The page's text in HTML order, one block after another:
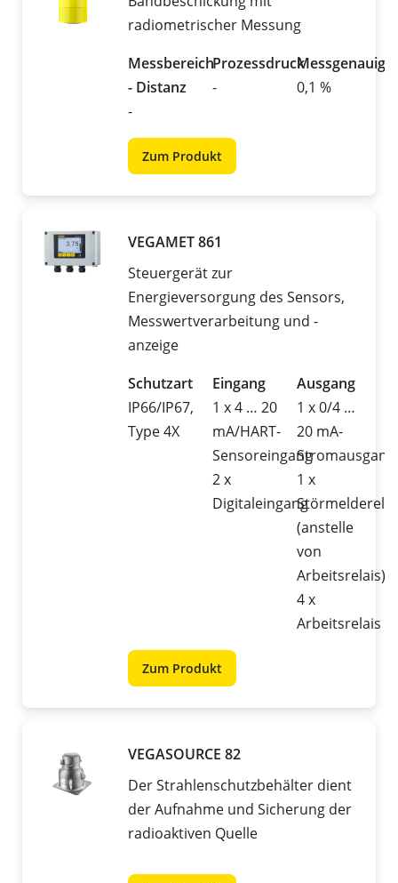
radiometrischer Messung
Messbereich
- Distanz
-
Prozessdruck
-
0,1 %
Zum Produkt
VEGAMET 861
Steuergerät zur
Energieversorgung des Sensors,
Messwertverarbeitung und -
anzeige
Schutzart
IP66/IP67,
Type 4X
Eingang
1 x 4 … 20
mA/HART-
Sensoreingang
2 x
Digitaleingang
Ausgang
1 x 0/4 …
20 mA-
Stromausgang
1 x
(anstelle
von
Arbeitsrelais)
4 x
Arbeitsrelais
Zum Produkt
VEGASOURCE 82
Der Strahlenschutzbehälter dient
der Aufnahme und Sicherung der
radioaktiven Quelle